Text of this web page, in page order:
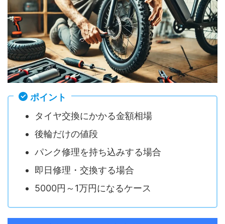
ポイント
タイヤ交換にかかる金額相場
後輪だけの値段
パンク修理を持ち込みする場合
即日修理・交換する場合
5000円～1万円になるケース